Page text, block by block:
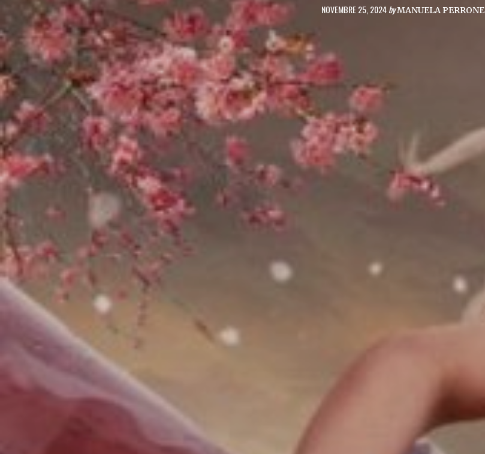
NOVEMBRE 25, 2024byMANUELA PERRONE